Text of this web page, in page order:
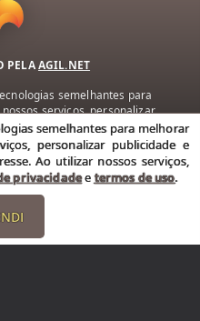
PELAAGIL.NET
semelhantes para
serviços, personalizar
de seu interesse. Ao utilizar
nossa política de privacidade e
uso.
Termos de uso
semelhantes para melhorar
personalizar publicidade e
Ao utilizar nossos serviços,
privacidadeetermos de uso.